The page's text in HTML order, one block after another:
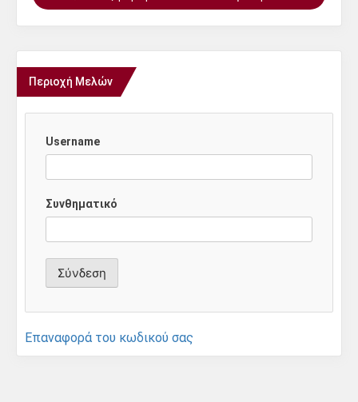
Περιοχή Μελών
Username
Συνθηματικό
Επαναφορά του κωδικού σας